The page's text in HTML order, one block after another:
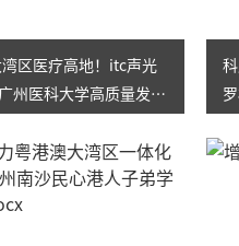
区医疗高地！itc声光
州医科大学高质量发